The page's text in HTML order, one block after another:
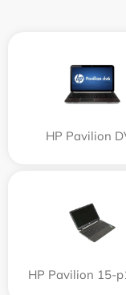
HP Pavilion
HP Pavilion 15-